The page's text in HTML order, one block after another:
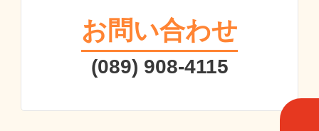
お問い合わせ
(089) 908-4115